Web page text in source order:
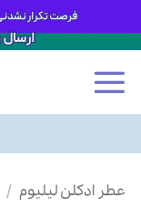
عطر ادکلن لیلیوم /